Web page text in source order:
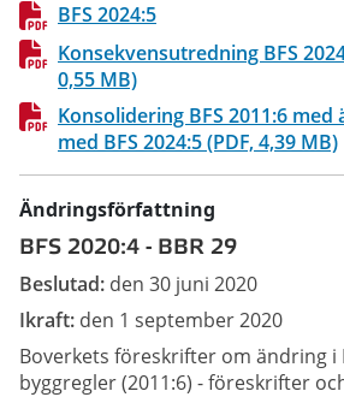
BFS 2024:5
Konsekvensutredning BFS
0,55 MB)
Konsolidering BFS 2011:6
med BFS 2024:5 (PDF, 4,39 MB)
Ändringsförfattning
BFS 2020:4 - BBR 29
Beslutad: den 30 juni 2020
Ikraft: den 1 september 2020
Boverkets föreskrifter om ändring i
byggregler (2011:6) - föreskrifter